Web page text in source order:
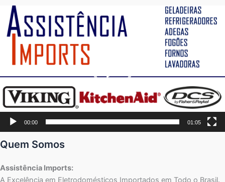
Tocador
vídeo
00:00 01:05
Quem Somos
Assistência Imports: